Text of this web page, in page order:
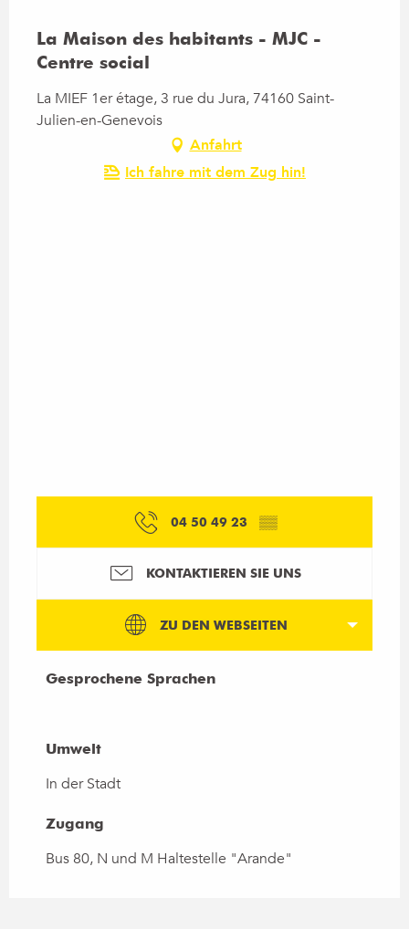
La Maison des habitants - MJC -
Centre social
La MIEF 1er étage, 3 rue du Jura, 74160 Saint-
Julien-en-Genevois
Anfahrt
Ich fahre mit dem Zug hin!
04 50 49 23 ▒▒
KONTAKTIEREN SIE UNS
ZU DEN WEBSEITEN
Gesprochene Sprachen
Gesprochene Sprachen
Umwelt
Umwelt
In der Stadt
Zugang
Zugang
Bus 80, N und M Haltestelle "Arande"